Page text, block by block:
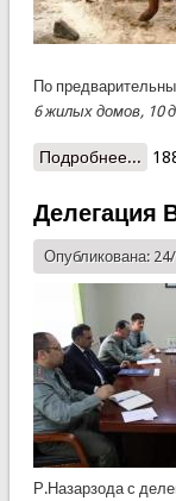
По
6 жилых домов, 10
Подробнее... о
Делегация
Опубликована:
Р.Назарзода с